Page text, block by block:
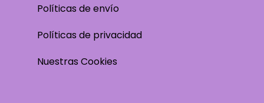
Políticas de envío
Políticas de privacidad
Nuestras Cookies